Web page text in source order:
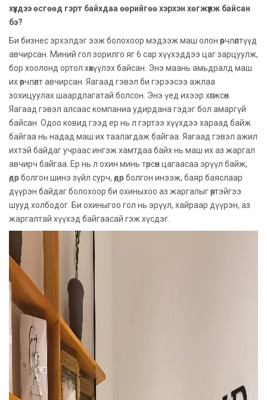
хүүхдээ өсгөөд гэрт байхдаа өөрийгөө хэрхэн хөгжүүлж байсан
бэ?
Би бизнес эрхэлдэг ээж болохоор мэдээж маш олон өөрчлөлтүүд
авчирсан. Миний гол зорилго яг 6 сар хүүхэддээ цаг зарцуулж,
бор хоолонд ортол хөхүүлэх байсан. Энэ маань амьдралд маш
их өөрчлөлт авчирсан. Яагаад гэвэл би гэрээсээ ажлаа
зохицуулах шаардлагатай болсон. Энэ үед ихээр хөгжсөн.
Яагаад гэвэл алсаас компаниа удирдана гэдэг бол амаргүй
байсан. Одоо ковид гээд ер нь л гэртээ хүүхдээ хараад байж
байгаа нь надад маш их таалагдаж байгаа. Яагаад гэвэл ажил
ихтэй байдаг учраас ингэж хамтдаа байх нь маш их аз жаргал
авчирч байгаа. Ер нь л охин минь төрсөн цагаасаа эрүүл байж,
өдөр болгон шинэ зүйл сурч, өдөр болгон инээж, баяр баяслаар
дүүрэн байдаг болохоор би охиныхоо аз жаргалыг өөртэйгээ
шууд холбодог. Би охиныгоо гол нь эрүүл, хайраар дүүрэн, аз
жаргалтай хүүхэд байгаасай гэж хүсдэг.